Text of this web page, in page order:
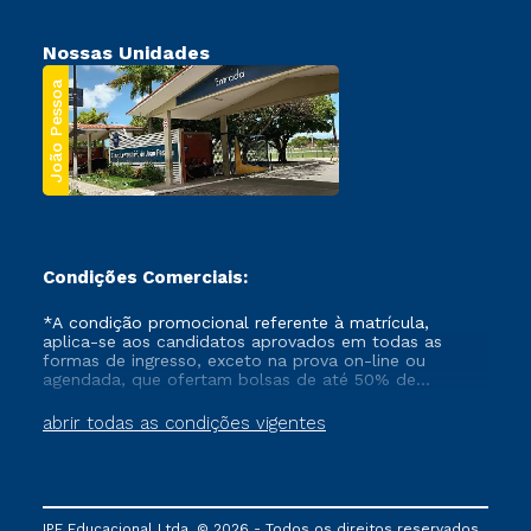
Nossas Unidades
João Pessoa
Condições Comerciais:
abrir todas as condições vigentes
*A condição promocional referente à matrícula,
aplica-se aos candidatos aprovados em todas as
formas de ingresso, exceto na prova on-line ou
agendada, que ofertam bolsas de até 50% de
que ainda não tenham efetivado e/ou não tenham
cancelado ou trancado sua matrícula em uma das
via FIES, Prouni e outros programas governamentais, e